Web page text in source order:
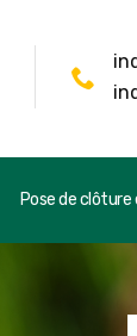
Pose de